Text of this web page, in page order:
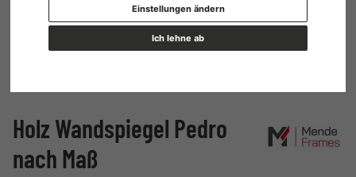
Ich lehne ab
Einstellungen ändern
Holz Wandspiegel Pedro
nach Maß